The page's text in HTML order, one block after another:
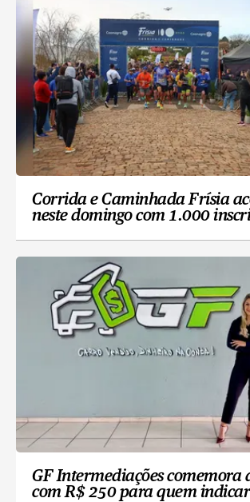
Corrida e Caminhada Frísia
neste domingo com 1.000
GF Intermediações comemora
com R$ 250 para quem